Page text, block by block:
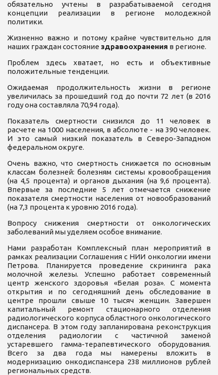
обязательно учтены в разрабатываемой сегодня
концепции реализации в регионе молодежной
политики.
Жизненно важно и потому крайне чувствительно для
наших граждан состояние здравоохранения в регионе.
Проблем здесь хватает, но есть и объективные
положительные тенденции.
Ожидаемая продолжительность жизни в регионе
увеличилась за прошедший год до почти 72 лет (в 2016
году она составляла 70,94 года).
Показатель смертности снизился до 11 человек в
расчете на 1000 населения, в абсолюте - на 390 человек.
И это самый низкий показатель в Северо-Западном
федеральном округе.
Очень важно, что смертность снижается по основным
классам болезней: болезням системы кровообращения
(на 4,5 процента) и органов дыхания (на 9,6 процента).
Впервые за последние 5 лет отмечается снижение
показателя смертности населения от новообразований
(на 7,3 процента к уровню 2016 года).
Вопросу снижения смертности от онкологических
заболеваний мы уделяем особое внимание.
Нами разработан Комплексный план мероприятий в
рамках реализации Соглашения с НИИ онкологии имени
Петрова. Планируется проведение скрининга рака
молочной железы. Успешно работает современный
центр женского здоровья «Белая роза». С момента
открытия и по сегодняшний день обследование в
центре прошли свыше 10 тысяч женщин. Завершен
капитальный ремонт стационарного отделения
радиологического корпуса областного онкологического
диспансера. В этом году запланирована реконструкция
отделения радиологии с частичной заменой
устаревшего гамма-терапевтического оборудования.
Всего за два года мы намерены вложить в
модернизацию онкодиспансера 238 миллионов рублей
региональных средств.